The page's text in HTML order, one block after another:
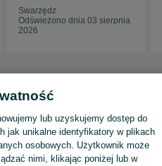
Swarzędz
Odświeżono dnia 03 sierpnia
2026
i Felgi Felgi
lub uzyskujemy dostęp do
jak unikalne identyfikatory w plikach
osobowych. Użytkownik może
nimi, klikając poniżej lub w